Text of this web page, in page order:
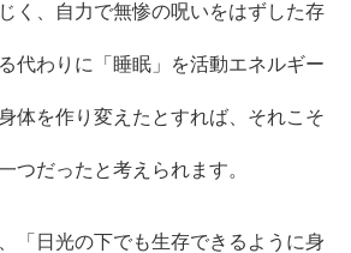
く、自力で無惨の呪いをはずした存
代わりに「睡眠」を活動エネルギー
体を作り変えたとすれば、それこそ
つだったと考えられます。
「日光の下でも生存できるように身